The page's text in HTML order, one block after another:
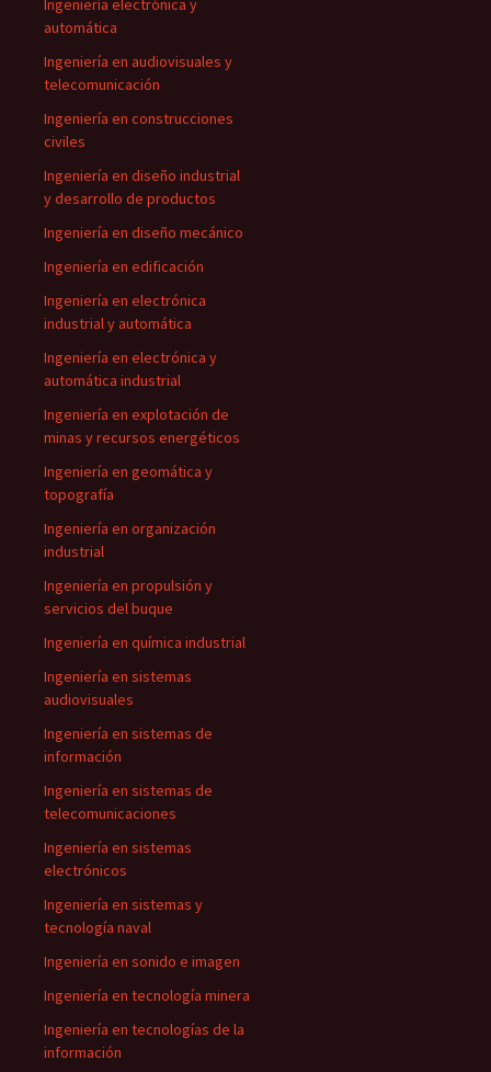
Ingeniería electrónica y
automática
Ingeniería en audiovisuales y
telecomunicación
Ingeniería en construcciones
civiles
Ingeniería en diseño industrial
y desarrollo de productos
Ingeniería en diseño mecánico
Ingeniería en edificación
Ingeniería en electrónica
industrial y automática
Ingeniería en electrónica y
automática industrial
Ingeniería en explotación de
minas y recursos energéticos
Ingeniería en geomática y
topografía
Ingeniería en organización
industrial
Ingeniería en propulsión y
servicios del buque
Ingeniería en química industrial
Ingeniería en sistemas
audiovisuales
Ingeniería en sistemas de
información
Ingeniería en sistemas de
telecomunicaciones
Ingeniería en sistemas
electrónicos
Ingeniería en sistemas y
tecnología naval
Ingeniería en sonido e imagen
Ingeniería en tecnología minera
Ingeniería en tecnologías de la
información